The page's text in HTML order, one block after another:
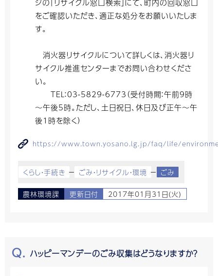
をご確認いただき、適正な処分をお願いいたしま
す。
消火器リサイクルについて詳しくは、消火器リ
サイクル推進センターまでお問い合わせくださ
い。
TEL：03-5829-6773（受付時間：午前9時
～午後5時。ただし、土日祝日、休日及び正午～午
後1時を除く）
https://www.town.yosano.lg.jp/faq/life/
くらし・手続き ごみ・リサイクル・環境 ごみ
農林環境課 更新日付 2017年01月31日(火)
ハッピーマンデーのごみ収集はどうなりますか？